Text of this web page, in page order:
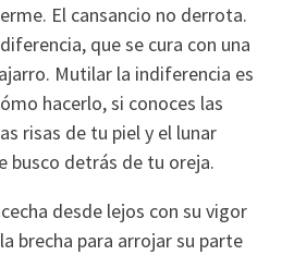
El cansancio no derrota.
que se cura con una
Mutilar la indiferencia es
hacerlo, si conoces las
risas de tu piel y el lunar
busco detrás de tu oreja.
desde lejos con su vigor
brecha para arrojar su parte